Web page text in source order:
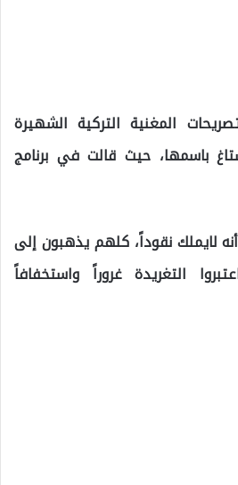
المغنية التركية الشهيرة
باسمها، حيث قالت في برنامج
لايملك نقوداً، كلهم يذهبون إلى
التغريدة غروراً واستخفافاً